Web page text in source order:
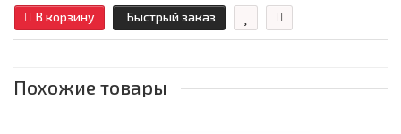
В корзину Быстрый заказ
Похожие товары